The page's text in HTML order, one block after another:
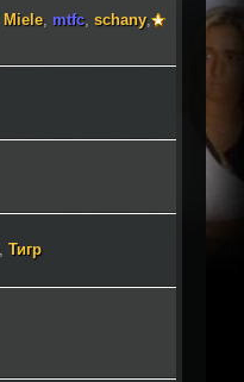
Miele, mtfc, schany,
Тигр